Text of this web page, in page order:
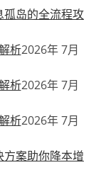
岛的全流程攻
析2026年 7月
析2026年 7月
析2026年 7月
案助你降本增